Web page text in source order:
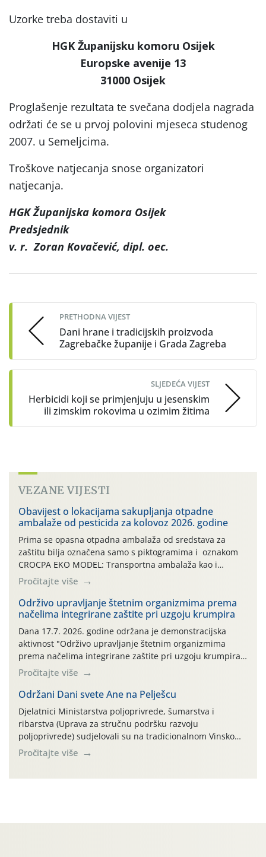
Uzorke treba dostaviti u
HGK Županijsku komoru Osijek
Europske avenije 13
31000 Osijek
Proglašenje rezultata te svečana dodjela nagrada
održati će se u prvoj polovini mjeseca studenog
2007. u Semeljcima.
Troškove natjecanja snose organizatori
natjecanja.
HGK Županijska komora Osijek
Predsjednik
v. r.Zoran Kovačević, dipl. oec.
navigation
PRETHODNA VIJEST
Dani hrane i tradicijskih proizvoda
Zagrebačke županije i Grada Zagreba
SLJEDEĆA VIJEST
Herbicidi koji se primjenjuju u jesenskim
ili zimskim rokovima u ozimim žitima
VEZANE VIJESTI
Obavijest o lokacijama sakupljanja otpadne
ambalaže od pesticida za kolovoz 2026. godine
Prima se opasna otpadna ambalaža od sredstava za
zaštitu bilja označena samo s piktogramima i oznakom
CROCPA EKO MODEL: Transportna ambalaža kao i
ambalaža drugih proizvoda koji nisu sredstva za zaštitu
bilja (npr. ambalaža od mineralnih gnojiva,) se ne
prihvaća. Korisnicima je osiguran besplatni povrat
prazne ambalaže isključivo ovih tvrtki: AGROCHEM-MAKS,
AGRONOM, ALBAUGH TKI* (PINUS […]
Pročitajte više
Održivo upravljanje štetnim organizmima prema
načelima integrirane zaštite pri uzgoju krumpira
Dana 17.7. 2026. godine održana je demonstracijska
aktivnost "Održivo upravljanje štetnim organizmima
prema načelima integrirane zaštite pri uzgoju krumpira"
na pokusnom polju "Poredje", kraj naselja Belica (ARKOD
parcela ID 2445031) (središnji dio Međimurske županije).
Pročitajte više
Održani Dani svete Ane na Pelješcu
Djelatnici Ministarstva poljoprivrede, šumarstva i
ribarstva (Uprava za stručnu podršku razvoju
poljoprivrede) sudjelovali su na tradicionalnom Vinskom
forumu, održanom 24.07.2026. godine u Domu vinarske
tradicije u Putnikovićima na poluotoku Pelješcu, u
Pročitajte više